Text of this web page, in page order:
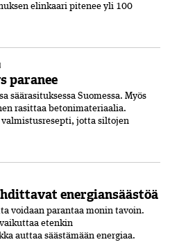
elinkaari pitenee yli 100
paranee
sää­rasituksessa Suomessa. Myös
rasittaa betonimateriaalia.
jotta siltojen
energiansäästöä
voidaan parantaa monin tavoin.
etenkin
auttaa säästämään energiaa.